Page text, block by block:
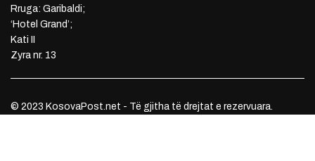
Rruga: Garibaldi;
‘Hotel Grand’;
Kati II
Zyra nr. 13
© 2023 KosovaPost.net - Të gjitha të drejtat e rezervuara.